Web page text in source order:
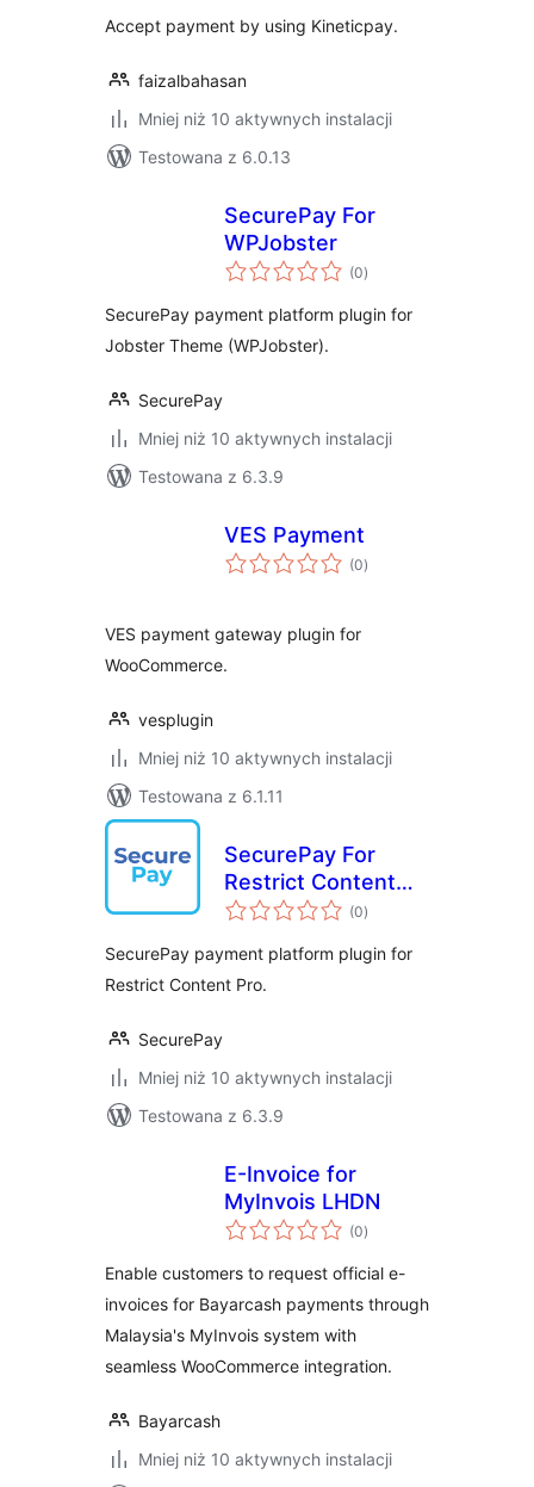
Accept payment by using Kineticpay.
faizalbahasan
Mniej niż 10 aktywnych instalacji
Testowana z 6.0.13
SecurePay For
WPJobster
(0wszystkich
ocen
)
SecurePay payment platform plugin for
Jobster Theme (WPJobster).
SecurePay
Mniej niż 10 aktywnych instalacji
Testowana z 6.3.9
VES Payment
(0wszystkich
ocen
)
VES payment gateway plugin for
WooCommerce.
vesplugin
Mniej niż 10 aktywnych instalacji
Testowana z 6.1.11
SecurePay For
Restrict Content
Pro
(0wszystkich
ocen
)
SecurePay payment platform plugin for
Restrict Content Pro.
SecurePay
Mniej niż 10 aktywnych instalacji
Testowana z 6.3.9
E-Invoice for
MyInvois LHDN
(0wszystkich
ocen
)
Enable customers to request official e-
invoices for Bayarcash payments through
Malaysia's MyInvois system with
seamless WooCommerce integration.
Bayarcash
Mniej niż 10 aktywnych instalacji